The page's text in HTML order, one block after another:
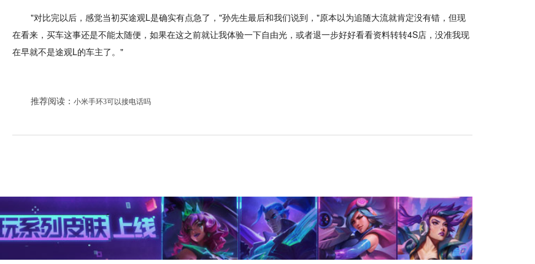
"对比完以后，感觉当初买途观L是确实有点急了，"孙先生最后和我们说到，"原本以为追随大流就肯定没有错，但现
在看来，买车这事还是不能太随便，如果在这之前就让我体验一下自由光，或者退一步好好看看资料转转4S店，没准我现
在早就不是途观L的车主了。"
推荐阅读： 小米手环3可以接电话吗